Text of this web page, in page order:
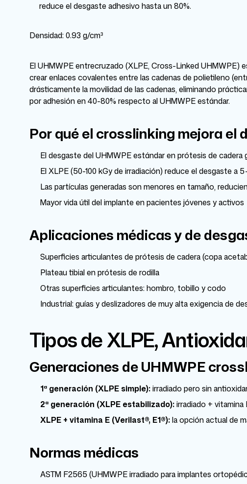
reduce el desgaste adhesivo hasta un 80%.
Densidad: 0.93 g/cm³
El UHMWPE entrecruzado (XLPE, Cross-Linked UHMWPE)
crear enlaces covalentes entre las cadenas de polietileno
drásticamente la movilidad de las cadenas, eliminando
por adhesión en 40-80% respecto al UHMWPE estándar.
Por qué el crosslinking mejora el
El desgaste del UHMWPE estándar en prótesis de cadera
El XLPE (50-100 kGy de irradiación) reduce el desgaste a
Las partículas generadas son menores en tamaño,
Mayor vida útil del implante en pacientes jóvenes y activos
Aplicaciones médicas y de
Superficies articulantes de prótesis de cadera (copa
Plateau tibial en prótesis de rodilla
Otras superficies articulantes: hombro, tobillo y codo
Industrial: guías y deslizadores de muy alta exigencia de
Tipos de XLPE,
Generaciones de UHMWPE
1ª generación (XLPE simple):irradiado pero sin
2ª generación (XLPE estabilizado):irradiado +
XLPE + vitamina E (Verilast®, E1®):la opción actual de
Normas médicas
ASTM F2565 (UHMWPE irradiado para implantes